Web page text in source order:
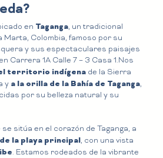
en Taganga, un tradicional
Colombia, famoso por su
y sus espectaculares paisajes
Carrera 1A Calle 7 – 3 Casa 1.Nos
territorio indígena de la Sierra
y a la orilla de la Bahía de Taganga,
por su belleza natural y su
sitúa en el corazón de Taganga, a
la playa principal, con una vista
. Estamos rodeados de la vibrante